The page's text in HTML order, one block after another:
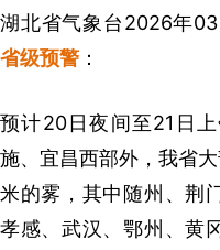
湖北省气象台2026年
省级预警 ：
预计20日夜间至21日
施、宜昌西部外，我省
米的雾，其中随州、荆
孝感、武汉、鄂州、黄